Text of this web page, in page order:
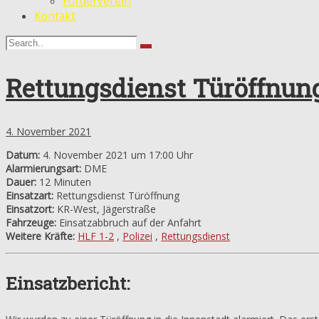
Kontakt
Rettungsdienst
4. November 2021
Datum: 4. November 2021 um 17:00 Uhr
Alarmierungsart: DME
Dauer: 12 Minuten
Einsatzart: Rettungsdienst Türöffnung
Einsatzort: KR-West, Jägerstraße
Fahrzeuge: Einsatzabbruch auf der Anfahrt
Weitere Kräfte: HLF 1-2 , Polizei , Rettungsdienst
Einsatzbericht: